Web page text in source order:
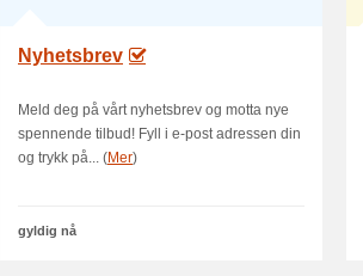
Nyhetsbrev
Meld deg på vårt nyhetsbrev og motta nye
spennende tilbud! Fyll i e-post adressen din
og trykk på... (Mer)
gyldig nå